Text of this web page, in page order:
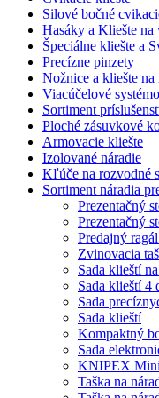
Silové bočné
Hasáky a Kliešte na
Špeciálne kliešte a
Precízne pinzety
Nožnice a kliešte
Viacúčelové
Sortiment
Ploché zásuvkové
Armovacie kliešte
Izolované náradie
Kľúče na rozvodné
Sortiment náradia
Prezentačný
Prezentačný
Predajný
Zvinovacia
Sada klieští
Sada klieští 4
Sada
Sada klieští
Kompaktný
Sada
KNIPEX
Taška na